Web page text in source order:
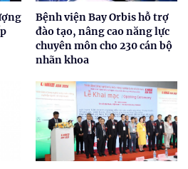
Bệnh viện Bay Orbis hỗ trợ
đào tạo, nâng cao năng lực
chuyên môn cho 230 cán bộ
nhãn khoa